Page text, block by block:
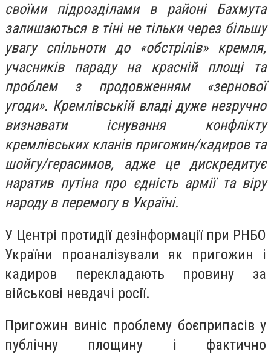
своїми підрозділами в районі Бахмута
залишаються в тіні не тільки через більшу
увагу спільноти до «обстрілів» кремля,
учасників параду на красній площі та
проблем з продовженням «зернової
угоди». Кремлівській владі дуже незручно
визнавати існування конфлікту
кремлівських кланів пригожин/кадиров та
шойгу/герасимов, адже це дискредитує
наратив путіна про єдність армії та віру
народу в перемогу в Україні.
У Центрі протидії дезінформації при РНБО
України проаналізували як пригожин і
кадиров перекладають провину за
військові невдачі росії.
Пригожин виніс проблему боєприпасів у
публічну площину і фактично